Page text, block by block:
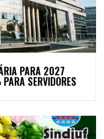
PARA 2027
SERVIDORES